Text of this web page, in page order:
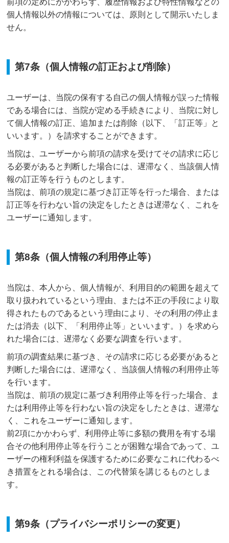
前項の定めにかかわらず、履歴情報および特性情報などの
個人情報以外の情報については、原則として開示いたしま
せん。
第7条（個人情報の訂正および削除）
ユーザーは、当院の保有する自己の個人情報が誤った情報
である場合には、当院が定める手続きにより、当院に対し
て個人情報の訂正、追加または削除（以下、「訂正等」と
いいます。）を請求することができます。
当院は、ユーザーから前項の請求を受けてその請求に応じ
る必要があると判断した場合には、遅滞なく、当該個人情
報の訂正等を行うものとします。
当院は、前項の規定に基づき訂正等を行った場合、または
訂正等を行わない旨の決定をしたときは遅滞なく、これを
ユーザーに通知します。
第8条（個人情報の利用停止等）
当院は、本人から、個人情報が、利用目的の範囲を超えて
取り扱われているという理由、または不正の手段により取
得されたものであるという理由により、その利用の停止ま
たは消去（以下、「利用停止等」といいます。）を求めら
れた場合には、遅滞なく必要な調査を行います。
前項の調査結果に基づき、その請求に応じる必要があると
判断した場合には、遅滞なく、当該個人情報の利用停止等
を行います。
当院は、前項の規定に基づき利用停止等を行った場合、ま
たは利用停止等を行わない旨の決定をしたときは、遅滞な
く、これをユーザーに通知します。
前2項にかかわらず、利用停止等に多額の費用を有する場
合その他利用停止等を行うことが困難な場合であって、ユ
ーザーの権利利益を保護するために必要なこれに代わるべ
き措置をとれる場合は、この代替策を講じるものとしま
す。
第9条（プライバシーポリシーの変更）